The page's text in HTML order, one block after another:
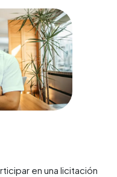
en una licitación